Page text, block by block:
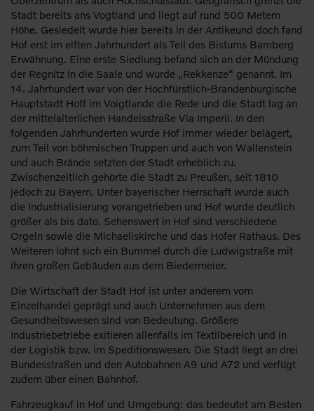
Stadt bereits ans Vogtland und liegt auf rund 500 Metern
Höhe. Gesiedelt wurde hier bereits in der Antikeund doch fand
Hof erst im elften Jahrhundert als Teil des Bistums Bamberg
Erwähnung. Eine erste Siedlung befand sich an der Mündung
der Regnitz in die Saale und wurde „Rekkenze“ genannt. Im
14. Jahrhundert war von der Hochfürstlich-Brandenburgische
Hauptstadt Hoff im Voigtlande die Rede und die Stadt lag an
der mittelalterlichen Handelsstraße Via Imperii. In den
folgenden Jahrhunderten wurde Hof immer wieder belagert,
zum Teil von böhmischen Truppen und auch von Wallenstein
und auch Brände setzten der Stadt erheblich zu.
Zwischenzeitlich gehörte die Stadt zu Preußen, seit 1810
jedoch zu Bayern. Unter bayerischer Herrschaft wurde auch
die Industrialisierung vorangetrieben und Hof wurde deutlich
größer als bis dato. Sehenswert in Hof sind verschiedene
Orgeln sowie die Michaeliskirche und das Hofer Rathaus. Des
Weiteren lohnt sich ein Bummel durch die Ludwigstraße mit
ihren großen Gebäuden aus dem Biedermeier.
Die Wirtschaft der Stadt Hof ist unter anderem vom
Einzelhandel geprägt und auch Unternehmen aus dem
Gesundheitswesen sind von Bedeutung. Größere
Industriebetriebe exitieren allenfalls im Textilbereich und in
der Logistik bzw. im Speditionswesen. Die Stadt liegt an drei
Bundesstraßen und den Autobahnen A9 und A72 und verfügt
zudem über einen Bahnhof.
Fahrzeugkauf in Hof und Umgebung: das bedeutet am Besten